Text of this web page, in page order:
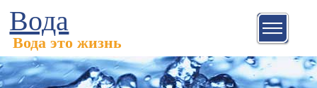
Вода
Вода это жизнь